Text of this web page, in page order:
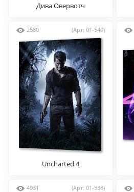
Дива Овервотч
2580 (Арт: 01-540)
Uncharted 4
4931 (Арт: 01-538)